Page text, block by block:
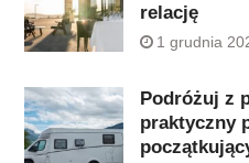
relację
1 grudnia
Podróżuj z
praktyczny